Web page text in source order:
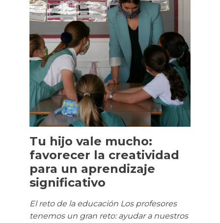
Tu hijo vale mucho:
favorecer la creatividad
para un aprendizaje
significativo
El reto de la educación Los profesores
tenemos un gran reto: ayudar a nuestros